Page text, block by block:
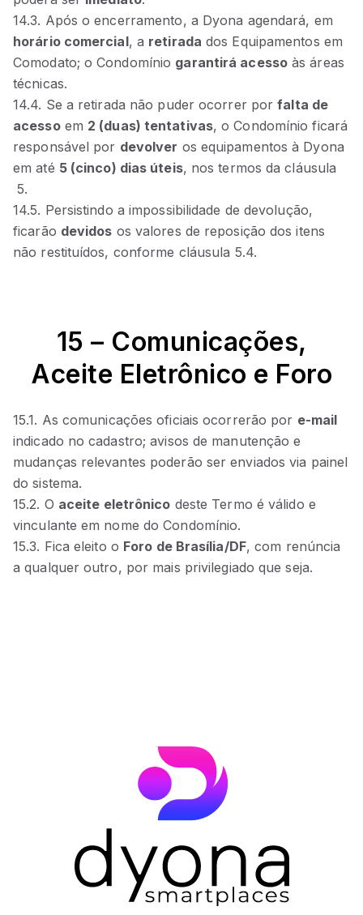
14.3. Após o encerramento, a Dyona agendará, em
horário comercial, a retirada dos Equipamentos em
Comodato; o Condomínio garantirá acessoàs áreas
técnicas.
14.4. Se a retirada não puder ocorrer porfalta de
acessoem 2 (duas) tentativas, o Condomínio ficará
responsável por devolver os equipamentos à Dyona
em até 5 (cinco) dias úteis, nos termos da cláusula
5.
14.5. Persistindo a impossibilidade de devolução,
ficarão devidos os valores de reposição dos itens
não restituídos, conforme cláusula 5.4.
15 – Comunicações,
Aceite Eletrônico e Foro
15.1. As comunicações oficiais ocorrerão por e‑mail
indicado no cadastro; avisos de manutenção e
mudanças relevantes poderão ser enviados via painel
do sistema.
15.2. O aceite eletrônico deste Termo é válido e
vinculante em nome do Condomínio.
15.3. Fica eleito o Foro de Brasília/DF, com renúncia
a qualquer outro, por mais privilegiado que seja.